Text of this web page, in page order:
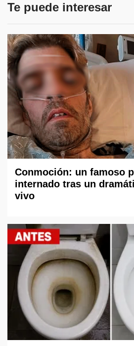
Te puede interesar
Conmoción: un famoso
internado tras un
vivo